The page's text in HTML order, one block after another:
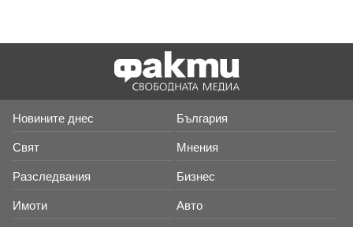
Новините днес България
Свят Мнения
Разследвания Бизнес
Имоти Авто